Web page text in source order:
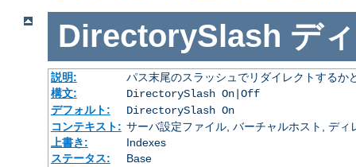
DirectorySlash デ
説明:
パス末尾のスラッシュでリダイレクトするか
構文:
DirectorySlash On|Off
デフォルト:
DirectorySlash On
コンテキスト: サーバ設定ファイル, バーチャルホスト, ディ
上書き:
Indexes
ステータス:
Base